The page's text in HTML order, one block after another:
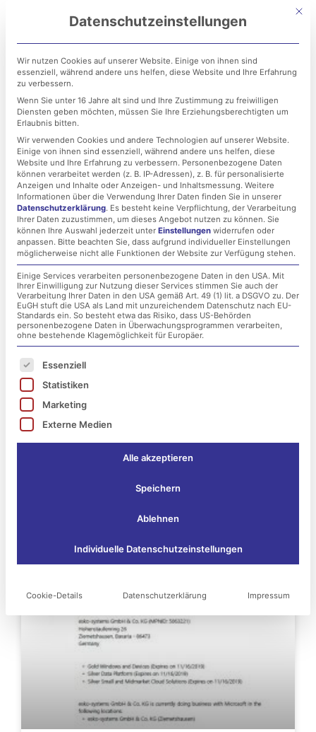
springen
Microsoft Patchday
August 2019 – RDP-
Sicherheitslücken
30. August 2019
auch interessieren:
Seite SeiteSeiteSeiteSeite
Mit
Datenschutzeinstellungen
Wir nutzen Cookies auf unserer Website. Einige von ihnen sind
essenziell, während andere uns helfen, diese Website und Ihre Erfahrung
zu verbessern.
Wenn Sie unter 16 Jahre alt sind und Ihre Zustimmung zu freiwilligen
Diensten geben möchten, müssen Sie Ihre Erziehungsberechtigten um
Erlaubnis bitten.
Wir verwenden Cookies und andere Technologien auf unserer Website.
Einige von ihnen sind essenziell, während andere uns helfen, diese
Website und Ihre Erfahrung zu verbessern. Personenbezogene Daten
können verarbeitet werden (z. B. IP-Adressen), z. B. für personalisierte
Anzeigen und Inhalte oder Anzeigen- und Inhaltsmessung. Weitere
Informationen über die Verwendung Ihrer Daten finden Sie in unserer
Datenschutzerklärung. Es besteht keine Verpflichtung, der Verarbeitung
Ihrer Daten zuzustimmen, um dieses Angebot nutzen zu können. Sie
können Ihre Auswahl jederzeit unter Einstellungen widerrufen oder
anpassen. Bitte beachten Sie, dass aufgrund individueller Einstellungen
möglicherweise nicht alle Funktionen der Website zur Verfügung stehen.
Einige Services verarbeiten personenbezogene Daten in den USA. Mit
Ihrer Einwilligung zur Nutzung dieser Services stimmen Sie auch der
Verarbeitung Ihrer Daten in den USA gemäß Art. 49 (1) lit. a DSGVO zu. Der
EuGH stuft die USA als Land mit unzureichendem Datenschutz nach EU-
Standards ein. So besteht etwa das Risiko, dass US-Behörden
personenbezogene Daten in Überwachungsprogrammen verarbeiten,
ohne bestehende Klagemöglichkeit für Europäer.
Es folgt eine Liste der Service-Gruppen, für die
Essenziell
Statistiken
Marketing
Externe Medien
Alle akzeptieren
Speichern
Ablehnen
Individuelle Datenschutzeinstellungen
Cookie-Details Datenschutzerklärung Impressum